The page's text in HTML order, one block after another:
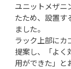
ユニットメザニ
たため、設置す
ました。
ラック上部にカ
提案し、「よく
用ができた」と